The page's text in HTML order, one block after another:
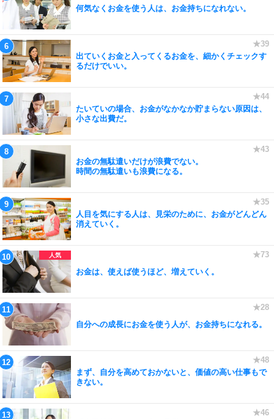
何気なくお金を使う人は、お金持ちになれない。
出ていくお金と入ってくるお金を、細かくチェックす
るだけでいい。
たいていの場合、お金がなかなか貯まらない原因は、
小さな出費だ。
お金の無駄遣いだけが浪費でない。
時間の無駄遣いも浪費になる。
人目を気にする人は、見栄のために、お金がどんどん
消えていく。
お金は、使えば使うほど、増えていく。
自分への成長にお金を使う人が、お金持ちになれる。
まず、自分を高めておかないと、価値の高い仕事もで
きない。